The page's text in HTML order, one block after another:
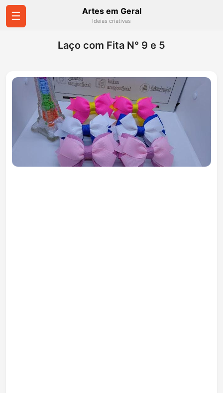
☰ Artes em Geral
Ideias criativas
Laço com Fita N° 9 e 5